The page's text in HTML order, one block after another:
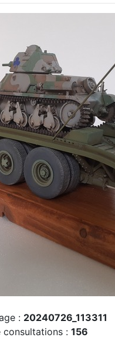
: 20240726_113311
consultations : 156